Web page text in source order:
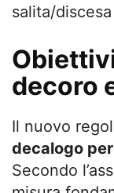
salita/
decoro
Il nuovo
decalogo
Secondo